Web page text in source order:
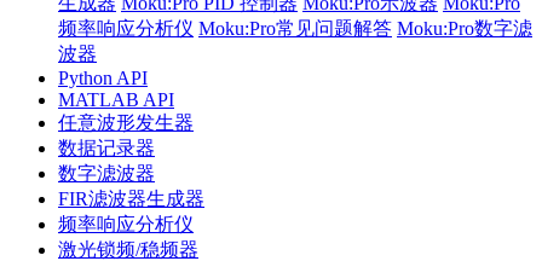
频率响应分析仪 Moku:Pro常见问题解答 Moku:Pro数字滤
波器
Python API
MATLAB API
任意波形发生器
数据记录器
数字滤波器
FIR滤波器生成器
频率响应分析仪
激光锁频/稳频器